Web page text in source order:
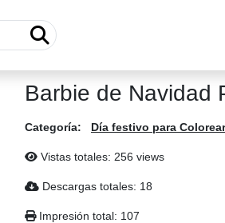
Barbie de Navidad
Categoría: Día festivo para Colorear
Vistas totales: 256 views
Descargas totales: 18
Impresión total: 107